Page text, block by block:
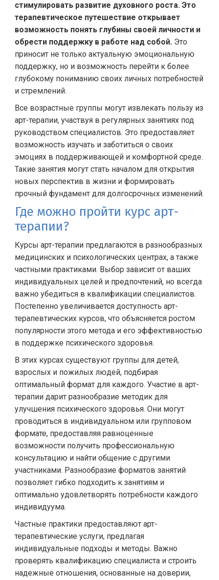
стимулировать развитие духовного роста. Это
терапевтическое путешествие открывает
возможность понять глубины своей личности и
обрести поддержку в работе над собой. Это
приносит не только актуальную эмоциональную
поддержку, но и возможность перейти к более
глубокому пониманию своих личных потребностей
и стремлений.
Все возрастные группы могут извлекать пользу из
арт-терапии, участвуя в регулярных занятиях под
руководством специалистов. Это предоставляет
возможность изучать и заботиться о своих
эмоциях в поддерживающей и комфортной среде.
Такие занятия могут стать началом для открытия
новых перспектив в жизни и формировать
прочный фундамент для долгосрочных изменений.
Где можно пройти курс арт-
терапии?
Курсы арт-терапии предлагаются в разнообразных
медицинских и психологических центрах, а также
частными практиками. Выбор зависит от ваших
индивидуальных целей и предпочтений, но всегда
важно убедиться в квалификации специалистов.
Постепенно увеличивается доступность арт-
терапевтических курсов, что объясняется ростом
популярности этого метода и его эффективностью
в поддержке психического здоровья.
В этих курсах существуют группы для детей,
взрослых и пожилых людей, подбирая
оптимальный формат для каждого. Участие в арт-
терапии дарит разнообразие методик для
улучшения психического здоровья. Они могут
проводиться в индивидуальном или групповом
формате, предоставляя равноценные
возможности получить профессиональную
консультацию и найти общение с другими
участниками. Разнообразие форматов занятий
позволяет гибко подходить к занятиям и
оптимально удовлетворять потребности каждого
индивидуума.
Частные практики предоставляют арт-
терапевтические услуги, предлагая
индивидуальные подходы и методы. Важно
проверять квалификацию специалиста и строить
надежные отношения, основанные на доверии,